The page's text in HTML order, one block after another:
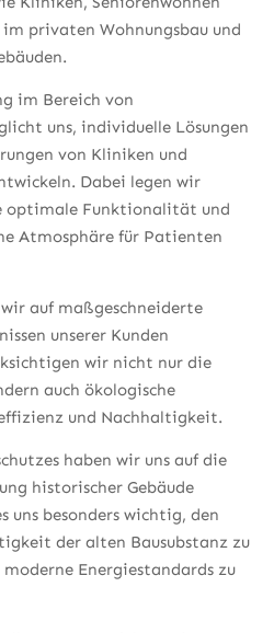
privaten Wohnungsbau und
im Bereich von
uns, individuelle Lösungen
von Kliniken und
Dabei legen wir
optimale Funktionalität und
Atmosphäre für Patienten
auf maßgeschneiderte
unserer Kunden
wir nicht nur die
auch ökologische
und Nachhaltigkeit.
haben wir uns auf die
historischer Gebäude
uns besonders wichtig, den
der alten Bausubstanz zu
Energiestandards zu